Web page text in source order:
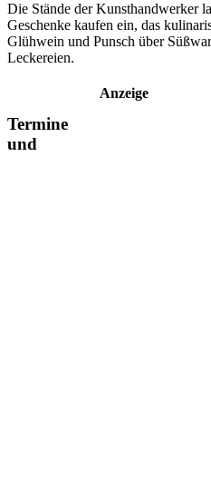
Die Stände der Kunsthandwerker
Geschenke kaufen ein, das
Glühwein und Punsch über
Leckereien.
Anzeige
Termine
und